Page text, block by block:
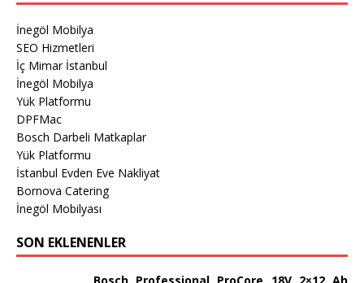
İnegöl Mobilya
SEO Hizmetleri
İç Mimar İstanbul
İnegöl Mobilya
Yük Platformu
DPFMac
Bosch Darbeli Matkaplar
Yük Platformu
İstanbul Evden Eve Nakliyat
Bornova Catering
İnegöl Mobilyası
SON EKLENENLER